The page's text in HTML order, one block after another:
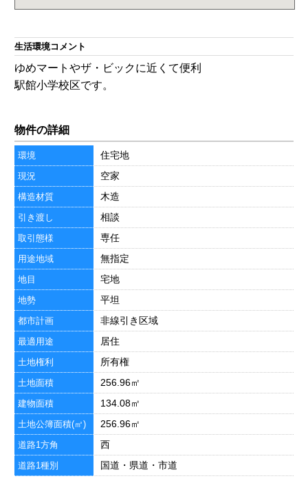
生活環境コメント
ゆめマートやザ・ビックに近くて便利
駅館小学校区です。
物件の詳細
環境 住宅地
現況 空家
構造材質 木造
引き渡し 相談
取引態様 専任
用途地域 無指定
地目 宅地
地勢 平坦
都市計画 非線引き区域
最適用途 居住
土地権利 所有権
土地面積 256.96㎡
建物面積 134.08㎡
土地公簿面積(㎡) 256.96㎡
道路1方角 西
道路1種別 国道・県道・市道